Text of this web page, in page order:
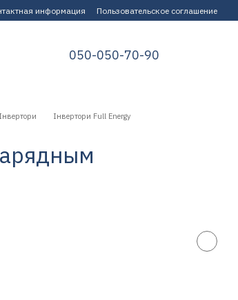
информация Пользовательское соглашение
050-050-70-90
Інвертори
Інвертори Full Energy